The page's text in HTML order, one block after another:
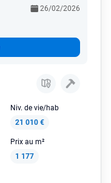
26/02/2026
Niv. de vie/hab
21 010 €
Prix au m²
1 177